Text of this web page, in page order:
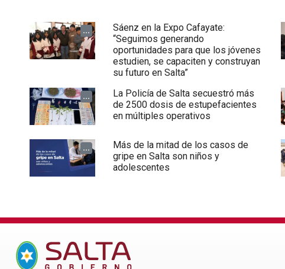
...
Sáenz en la Expo Cafayate:
“Seguimos generando
oportunidades para que los jóvenes
estudien, se capaciten y construyan
su futuro en Salta”
...
La Policía de Salta secuestró más
de 2500 dosis de estupefacientes
en múltiples operativos
...
Más de la mitad de los casos de
gripe en Salta son niños y
adolescentes